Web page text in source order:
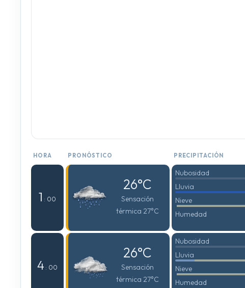
HORA PRONÓSTICO PRECIPITACIÓN
1 : 00
26°C
Sensación
térmica 27°C
Nubosidad
Lluvia
Nieve
Humedad
4 : 00
26°C
Sensación
térmica 27°C
Nubosidad
Lluvia
Nieve
Humedad